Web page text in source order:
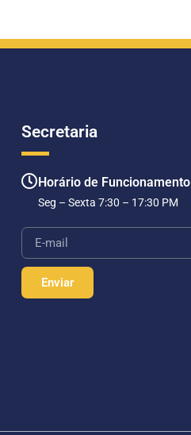
Secretaria
Horário de Funcionamento
Seg – Sexta 7:30 – 17:30 PM
Enviar